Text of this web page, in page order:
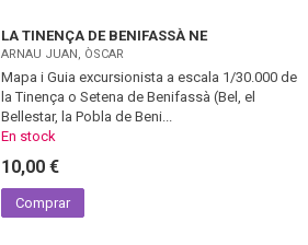
LA TINENÇA DE BENIFASSÀ NE
ARNAU JUAN, ÒSCAR
Mapa i Guia excursionista a escala 1/30.000 de
la Tinença o Setena de Benifassà (Bel, el
Bellestar, la Pobla de Beni...
En stock
10,00 €
Comprar